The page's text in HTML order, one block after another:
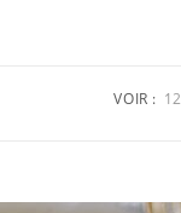
VOIR : 12